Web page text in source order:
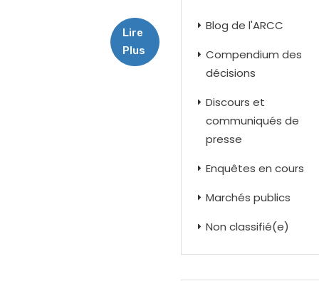
Lire
Plus
Blog de l'ARCC
Compendium des
décisions
Discours et
communiqués de
presse
Enquêtes en cours
Marchés publics
Non classifié(e)